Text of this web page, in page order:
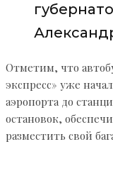
Отметим, что
экспресс» уже
аэропорта до
остановок,
разместить свой